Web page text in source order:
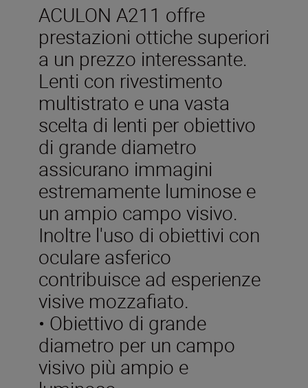
ACULON A211 offre
prestazioni ottiche superiori
a un prezzo interessante.
Lenti con rivestimento
multistrato e una vasta
scelta di lenti per obiettivo
di grande diametro
assicurano immagini
estremamente luminose e
un ampio campo visivo.
Inoltre l'uso di obiettivi con
oculare asferico
contribuisce ad esperienze
visive mozzafiato.
• Obiettivo di grande
diametro per un campo
visivo più ampio e